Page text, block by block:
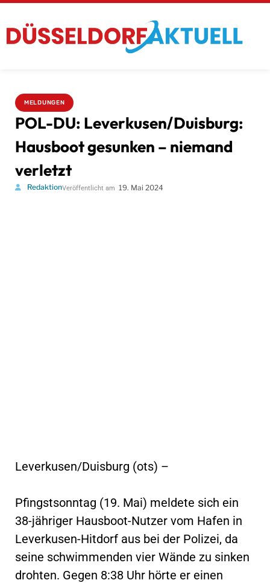
MELDUNGEN
POL-DU: Leverkusen/Duisburg:
Hausboot gesunken – niemand
verletzt
RedaktionVeröffentlicht am 19. Mai 2024
Leverkusen/Duisburg (ots) –
Pfingstsonntag (19. Mai) meldete sich ein
38-jähriger Hausboot-Nutzer vom Hafen in
Leverkusen-Hitdorf aus bei der Polizei, da
seine schwimmenden vier Wände zu sinken
drohten. Gegen 8:38 Uhr hörte er einen